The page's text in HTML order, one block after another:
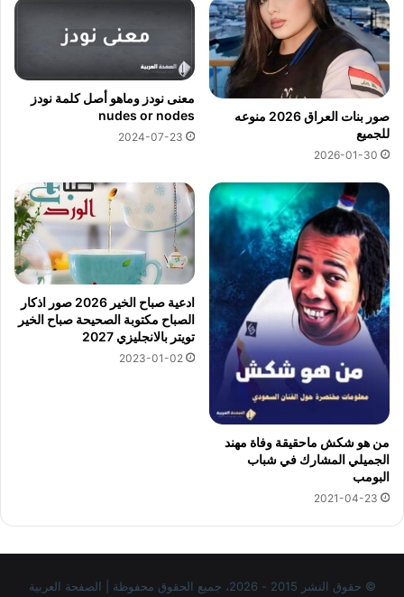
صور بنات العراق 2026 منوعه
للجميع
2026-01-30
معنى نودز وماهو أصل كلمة نودز
nudes or nodes
2024-07-23
من هو شكش ماحقيقة وفاة مهند
الجميلي المشارك في شباب
البومب
2021-04-23
ادعية صباح الخير 2026 صور اذكار
الصباح مكتوبة الصحيحة صباح الخير
تويتر بالانجليزي 2027
2023-01-02
© حقوق النشر 2015 - 2026، جميع الحقوق محفوظة | الصفحة العربية